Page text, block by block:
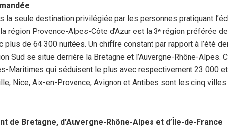
la seule destination privilégiée par les personnes pratiquant
région Provence-Alpes-Côte d’Azur est la 3e région préférée
plus de 64 300 nuitées. Un chiffre constant par rapport à l’été
Sud se situe derrière la Bretagne et l’Auvergne-Rhône-Alpes.
Maritimes qui séduisent le plus avec respectivement 23 000
Nice, Aix-en-Provence, Avignon et Antibes sont les cinq
de Bretagne, d’Auvergne-Rhône-Alpes et d’Île-de-France